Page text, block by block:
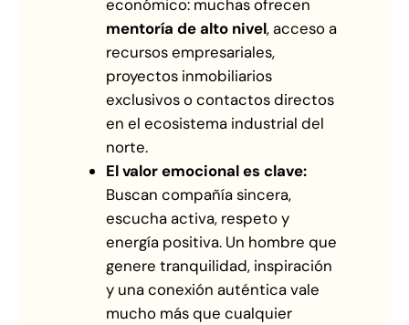
económico: muchas ofrecen
mentoría de alto nivel, acceso a
recursos empresariales,
proyectos inmobiliarios
exclusivos o contactos directos
en el ecosistema industrial del
norte.
El valor emocional es clave:
Buscan compañía sincera,
escucha activa, respeto y
energía positiva. Un hombre que
genere tranquilidad, inspiración
y una conexión auténtica vale
mucho más que cualquier